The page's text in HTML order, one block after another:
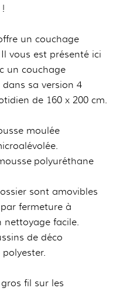
un couchage
vous est présenté ici
un couchage
sa version 4
de 160 x 200 cm.
moulée
polyuréthane
sont amovibles
fermeture à
nettoyage facile.
de déco
fil sur les